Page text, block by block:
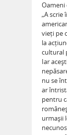
Oameni
„A scrie
vieți pe
la
cultural
Iar
nu se
ar
pentru
urmașii